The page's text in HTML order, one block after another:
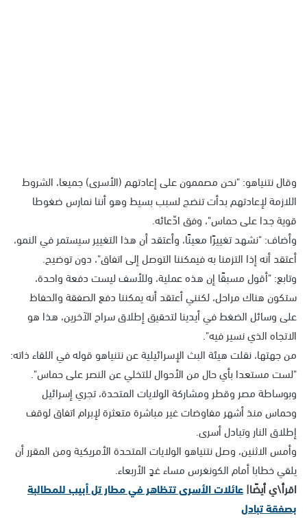
وقال نتنياهو: "نحن مصممون على إعادتهم (الأسرى) جميعا، الشروط
اللازمة لإعادتهم بدأت تنضج لسبب بسيط وهو أننا نمارس ضغوطا
قوية جدا على حماس"، وفق ادّعائه.
وأضاف: "نشهد تغييرًا معينًا، وأعتقد أن هذا التغيير سيستمر في النمو،
أعتقد أنه إذا التزمنا به فيمكننا التوصل إلى اتفاق"، دون توضيح.
وتابع: "أقول مسبقًا إن هذه عملية، وللأسف ليست دفعة واحدة،
ستكون هناك مراحل، لكنني أعتقد أنه يمكننا دفع الصفقة والحفاظ
على وسائل الضغط في أيدينا لتحقيق إطلاق سراح الآخرين، هذا هو
الاتجاه الذي نسير فيه".
من جهتها، نقلت هيئة البث الإسرائيلية عن نتنياهو قوله في اللقاء ذاته:
"لست مستعدا بأي حال من الأحوال للتخلي عن النصر على حماس".
وبوساطة مصر وقطر ومشاركة الولايات المتحدة، تجري إسرائيل
وحماس منذ أشهر مفاوضات غير مباشرة متعثرة لإبرام اتفاق لوقف
إطلاق النار وتبادل أسرى.
وأمس الاثنين، وصل نتنياهو الولايات المتحدة الأمريكية ومن المقرر أن
يلقي خطابا أمام الكونغرس مساء غدٍ الأربعاء.
اقرأ\ي أيضًا|عائلات الأسرى تتظاهر في مطار تل أبيب للمطالبة
بصفقة تبادل